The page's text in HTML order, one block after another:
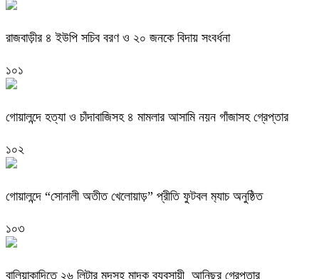
রাজবাড়ীর ৪ ইউপি সচিব বরণ ও ২০ জনকে বিদায় সংবর্ধনা
১০১
গোয়ালন্দে হত্যা ও চাঁদাবাজিসহ ৪ মামলার আসামি নয়ন গাঁজাসহ গ্রেপ্তার
১০২
গোয়ালন্দে “সোনালী অতীত খেলোয়াড়” প্রীতি ফুটবল ম‍্যাচ অনুষ্ঠিত
১০৩
বালিয়াকান্দিতে ২৬ লিটার মদসহ মাদক ব্যবসায়ী আনিছুর গ্রেপ্তার